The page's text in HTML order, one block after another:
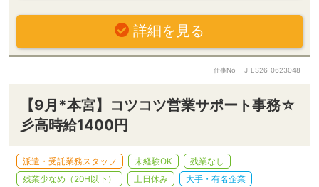
詳細を見る
仕事No J-ES26-0623048
【9月*本宮】コツコツ営業サポート事務☆
彡高時給1400円
派遣・受託業務スタッフ 未経験OK
残業なし
残業少なめ（20H以下）
土日休み
大手・有名企業